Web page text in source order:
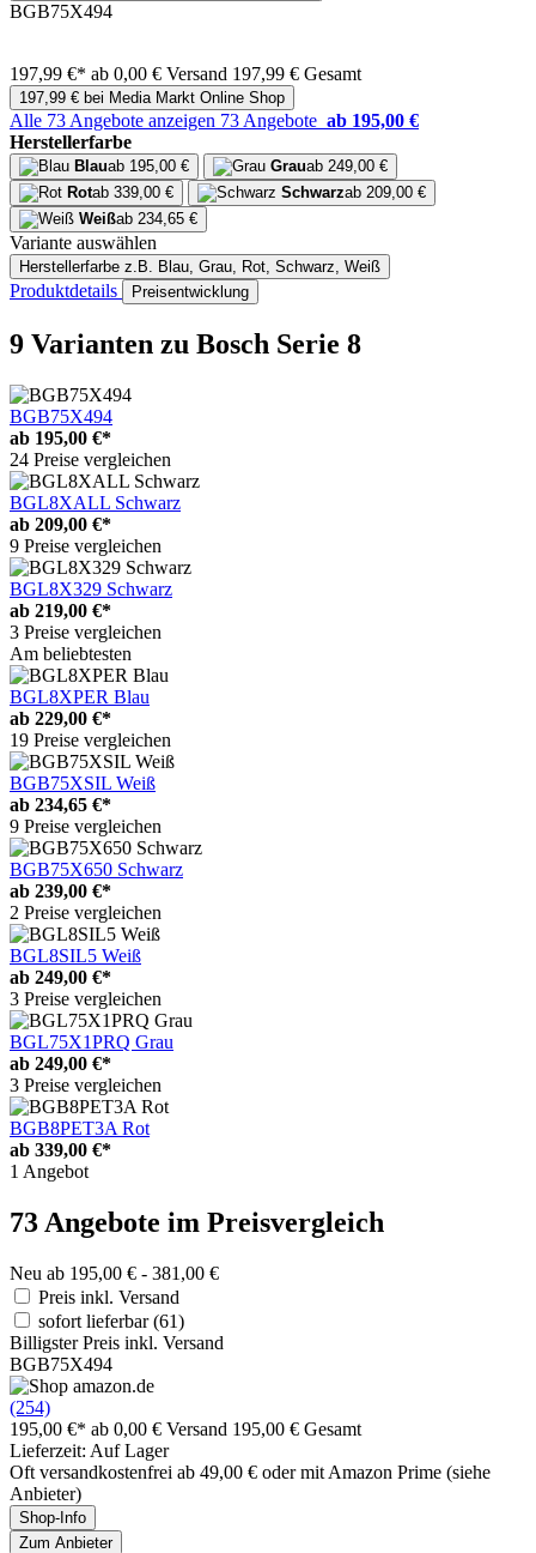
BGB75X494
197,99 €* ab 0,00 € Versand 197,99 € Gesamt
197,99 € bei Media Markt Online Shop
Alle 73 Angebote anzeigen 73 Angebote ab 195,00 €
Herstellerfarbe
Blauab 195,00 € Grauab 249,00 €
Rotab 339,00 € Schwarzab 209,00 €
Weißab 234,65 €
Variante auswählen
Herstellerfarbe z.B. Blau, Grau, Rot, Schwarz, Weiß
Produktdetails Preisentwicklung
9 Varianten zu Bosch Serie 8
BGB75X494
ab 195,00 €*
24 Preise vergleichen
BGL8XALL Schwarz
ab 209,00 €*
9 Preise vergleichen
BGL8X329 Schwarz
ab 219,00 €*
3 Preise vergleichen
Am beliebtesten
BGL8XPER Blau
ab 229,00 €*
19 Preise vergleichen
BGB75XSIL Weiß
ab 234,65 €*
9 Preise vergleichen
BGB75X650 Schwarz
ab 239,00 €*
2 Preise vergleichen
BGL8SIL5 Weiß
ab 249,00 €*
3 Preise vergleichen
BGL75X1PRQ Grau
ab 249,00 €*
3 Preise vergleichen
BGB8PET3A Rot
ab 339,00 €*
1 Angebot
73 Angebote im Preisvergleich
Neu ab 195,00 € - 381,00 €
Preis inkl. Versand
sofort lieferbar(61)
Billigster Preis inkl. Versand
BGB75X494
(254)
195,00 €* ab 0,00 € Versand 195,00 € Gesamt
Lieferzeit: Auf Lager
Oft versandkostenfrei ab 49,00 € oder mit Amazon Prime (siehe
Anbieter)
Shop-Info
Zum Anbieter